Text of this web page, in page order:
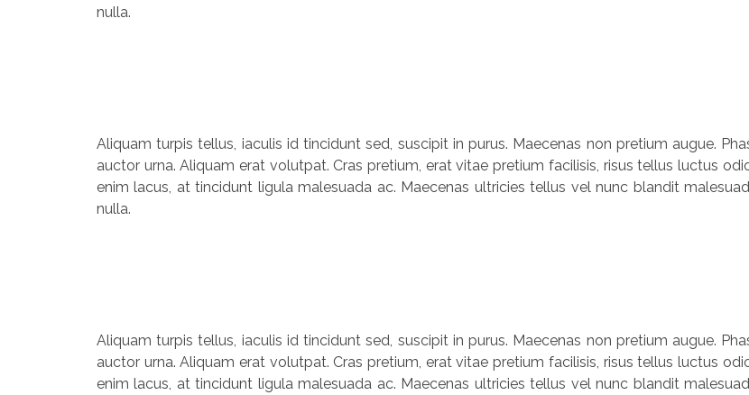
nulla.
Aliquam turpis tellus, iaculis id tincidunt sed, suscipit in purus. Maecenas non pretium augue.
auctor urna. Aliquam erat volutpat. Cras pretium, erat vitae pretium facilisis, risus tellus luctus
enim lacus, at tincidunt ligula malesuada ac. Maecenas ultricies tellus vel nunc blandit
nulla.
Aliquam turpis tellus, iaculis id tincidunt sed, suscipit in purus. Maecenas non pretium augue.
auctor urna. Aliquam erat volutpat. Cras pretium, erat vitae pretium facilisis, risus tellus luctus
enim lacus, at tincidunt ligula malesuada ac. Maecenas ultricies tellus vel nunc blandit